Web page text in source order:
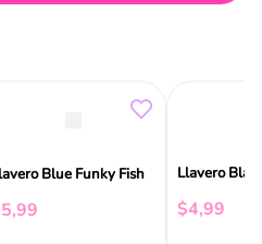
Blue Funky Fish
5,99
Llavero
$4,99